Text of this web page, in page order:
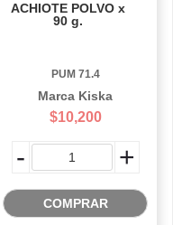
ACHIOTE POLVO x
90 g.
PUM 71.4
Marca Kiska
$10,200
- +
COMPRAR